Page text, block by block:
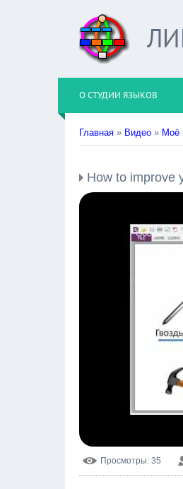
О СТУДИИ ЯЗЫКОВ
Главная » Видео » Моё
How to improve
Просмотры: 35